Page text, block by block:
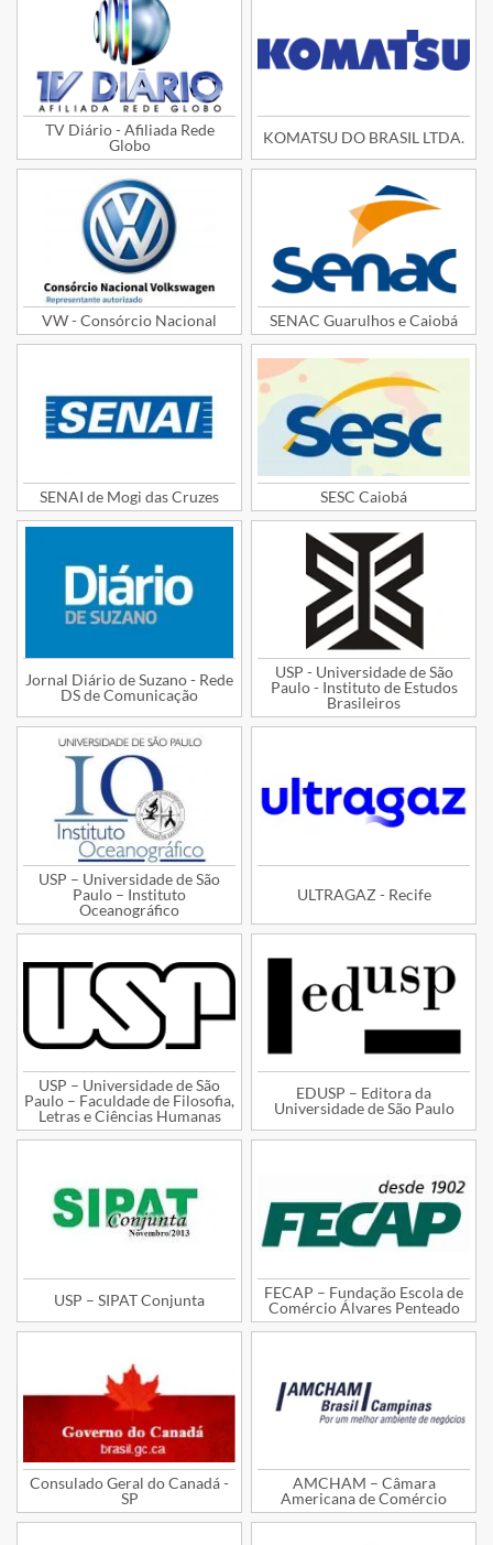
TV Diário - Afiliada Rede
Globo
KOMATSU DO BRASIL LTDA.
VW - Consórcio Nacional SENAC Guarulhos e Caiobá
SENAI de Mogi das Cruzes SESC Caiobá
Jornal Diário de Suzano - Rede
DS de Comunicação
USP - Universidade de São
Paulo - Instituto de Estudos
Brasileiros
USP – Universidade de São
Paulo – Instituto
Oceanográfico
ULTRAGAZ - Recife
USP – Universidade de São
Paulo – Faculdade de Filosofia,
Letras e Ciências Humanas
EDUSP – Editora da
Universidade de São Paulo
USP – SIPAT Conjunta
FECAP – Fundação Escola de
Comércio Álvares Penteado
Consulado Geral do Canadá -
SP
AMCHAM – Câmara
Americana de Comércio